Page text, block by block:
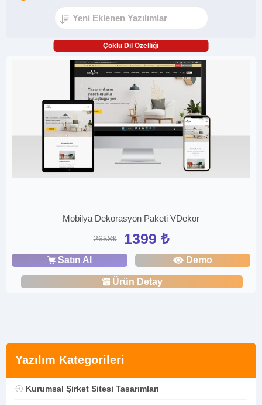
Yazılım Kategorileri
Kurumsal Şirket Sitesi Tasarımları
Çoklu Dil Özelliği
Mobilya Dekorasyon Paketi VDekor
2658₺ 1399 ₺
Satın Al Demo
Ürün Detay